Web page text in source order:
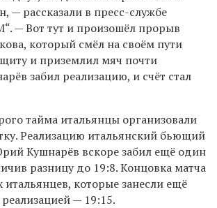
— рассказали в пресс-службе
— Вот тут и произошёл прорыв
который смёл на своём пути
и приземлил мяч почти
забил реализацию, и счёт стал
тайма итальянцы организовали
Реализацию итальянский бьющий
Кушнарёв вскоре забил ещё один
разницу до 19:8. Концовка матча
итальянцев, которые занесли ещё
— 19:15.